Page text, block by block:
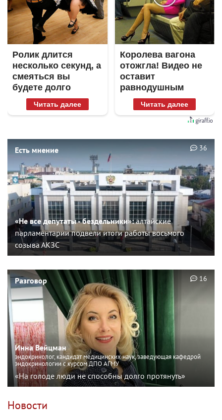
Ролик длится
несколько секунд, а
смеяться вы
будете долго
Читать далее
Королева вагона
отожгла! Видео не
оставит
равнодушным
Читать далее
Есть мнение
«Не все депутаты - бездельники»:алтайские
парламентарии подвели итоги работы восьмого
созыва АКЗС
36
Разговор
Инна Вейцман
эндокринолог, кандидат медицинских наук, заведующая кафедрой
эндокринологии с курсом ДПО АГМУ
«На голоде люди не способны долго протянуть»
16
Новости